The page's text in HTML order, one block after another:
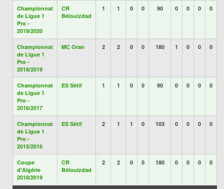
Championnat
de Ligue 1
Pro -
2019/2020
CR
Bélouizdad
1 1 0 0 90 0 0 0 0
Championnat
de Ligue 1
Pro -
2018/2019
MC Oran 2 2 0 0 180 1 0 0 0
Championnat
de Ligue 1
Pro -
2016/2017
ES Sétif 1 1 0 0 90 0 0 0 0
Championnat
de Ligue 1
Pro -
2015/2016
ES Sétif 2 1 1 0 103 0 0 0 0
Coupe
d'Algérie
2018/2019
CR
Bélouizdad
2 2 0 0 180 0 0 0 0